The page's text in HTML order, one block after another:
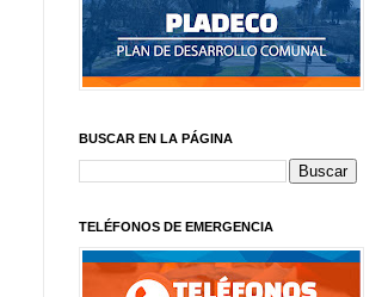
BUSCAR EN LA PÁGINA
TELÉFONOS DE EMERGENCIA